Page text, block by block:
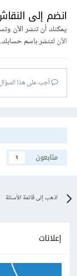
انضم إلى
يمكنك أن تنشر الآن
الآنلتنشر باسم حسابك.
أجب على هذا
متابعون
1
اذهب إلى قائمة الأسئلة
إعلانات